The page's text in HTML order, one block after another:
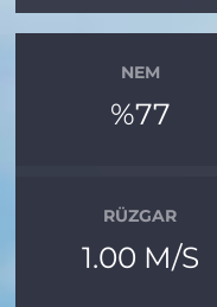
NEM
%77
RÜZGAR
1.00 M/S